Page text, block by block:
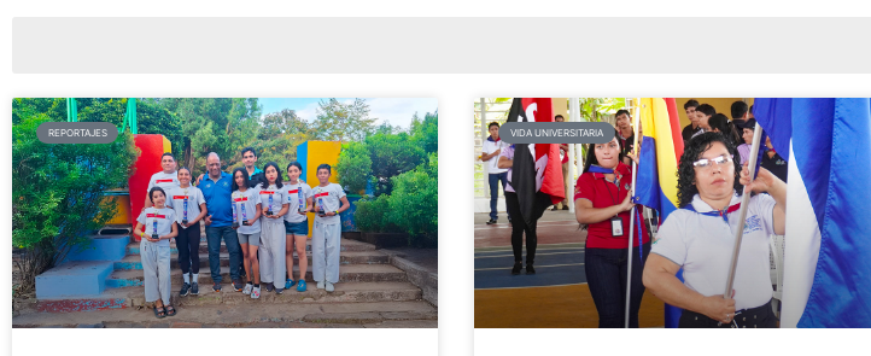
REPORTAJES VIDA UNIVERSITARIA